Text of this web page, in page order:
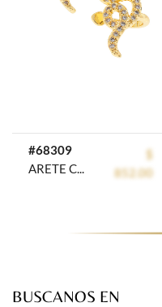
#68309
$
852.00
ARETE CHAPA CRYSTIME
BUSCANOS EN